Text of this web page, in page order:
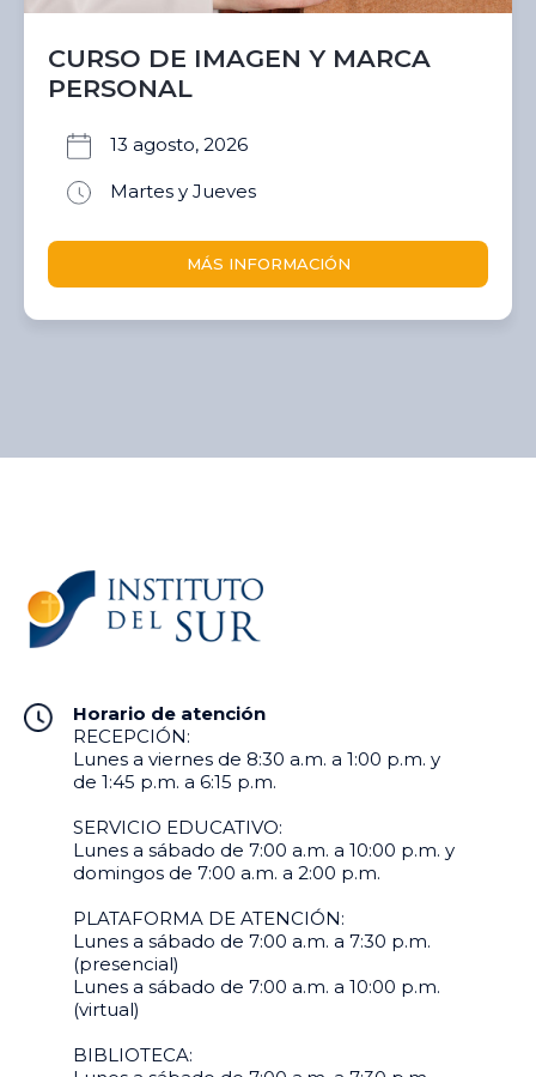
CURSO DE IMAGEN Y MARCA
PERSONAL
13 agosto, 2026
Martes y Jueves
MÁS INFORMACIÓN
Horario de atención
RECEPCIÓN:
Lunes a viernes de 8:30 a.m. a 1:00 p.m. y
de 1:45 p.m. a 6:15 p.m.
SERVICIO EDUCATIVO:
Lunes a sábado de 7:00 a.m. a 10:00 p.m. y
domingos de 7:00 a.m. a 2:00 p.m.
PLATAFORMA DE ATENCIÓN:
Lunes a sábado de 7:00 a.m. a 7:30 p.m.
(presencial)
Lunes a sábado de 7:00 a.m. a 10:00 p.m.
(virtual)
BIBLIOTECA: